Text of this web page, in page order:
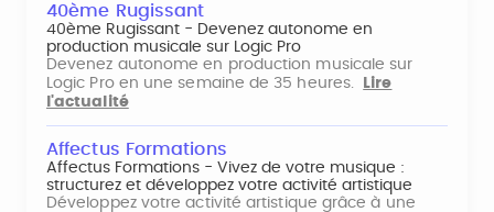
40ème Rugissant
40ème Rugissant - Devenez autonome en
production musicale sur Logic Pro
Devenez autonome en production musicale sur
Logic Pro en une semaine de 35 heures.
Lire
l'actualité
Affectus Formations
Affectus Formations - Vivez de votre musique :
structurez et développez votre activité artistique
Développez votre activité artistique grâce à une